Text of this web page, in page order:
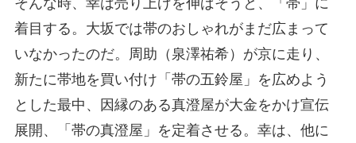
そんな時、幸は売り上げを伸ばそうと、「帯」に
着目する。大坂では帯のおしゃれがまだ広まって
いなかったのだ。周助（泉澤祐希）が京に走り、
新たに帯地を買い付け「帯の五鈴屋」を広めよう
とした最中、因縁のある真澄屋が大金をかけ宣伝
展開、「帯の真澄屋」を定着させる。幸は、他に